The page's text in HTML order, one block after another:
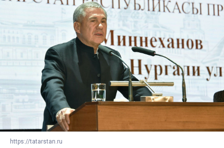
https://tatarstan.ru